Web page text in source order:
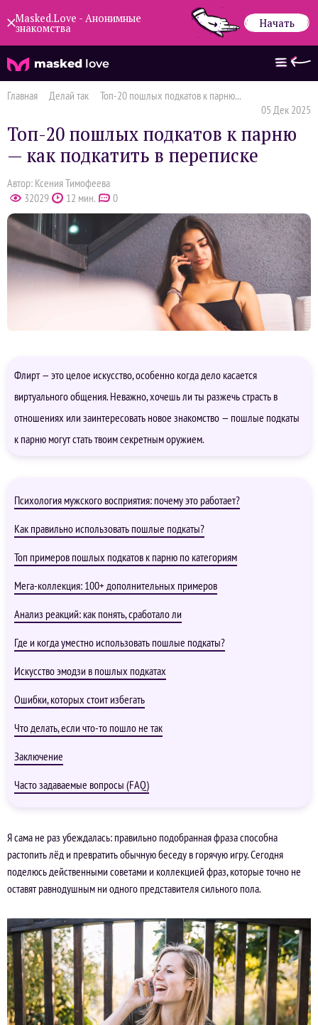
Masked.Love - Анонимные
знакомства Начать
masked love
Главная Делай так
Топ-20 пошлых подкатов к парню...
05 Дек 2025
Топ-20 пошлых подкатов к парню
— как подкатить в переписке
Автор: Ксения Тимофеева
32029
12 мин. 0
Флирт — это целое искусство, особенно когда дело касается
виртуального общения. Неважно, хочешь ли ты разжечь страсть в
отношениях или заинтересовать новое знакомство — пошлые подкаты
к парню могут стать твоим секретным оружием.
Психология мужского восприятия: почему это работает?
Как правильно использовать пошлые подкаты?
Топ примеров пошлых подкатов к парню по категориям
Мега-коллекция: 100+ дополнительных примеров
Анализ реакций: как понять, сработало ли
Где и когда уместно использовать пошлые подкаты?
Искусство эмодзи в пошлых подкатах
Ошибки, которых стоит избегать
Что делать, если что-то пошло не так
Заключение
Часто задаваемые вопросы (FAQ)
Я сама не раз убеждалась: правильно подобранная фраза способна
растопить лёд и превратить обычную беседу в горячую игру. Сегодня
поделюсь действенными советами и коллекцией фраз, которые точно не
оставят равнодушным ни одного представителя сильного пола.